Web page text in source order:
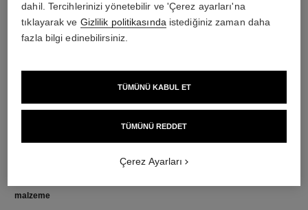
18 adet yuvarlak kesim pırlanta toplam 0.36 carat
Her bir tasarımın özellikleri kendine özgüdür**
malzeme
dahil. Tercihlerinizi yönetebilir ve 'Çerez ayarları'na
tıklayarak ve Gizlilik politikasında istediğiniz zaman daha
fazla bilgi edinebilirsiniz.
TÜMÜNÜ REDDET
TÜMÜNÜ KABUL ET
Çerez Ayarları